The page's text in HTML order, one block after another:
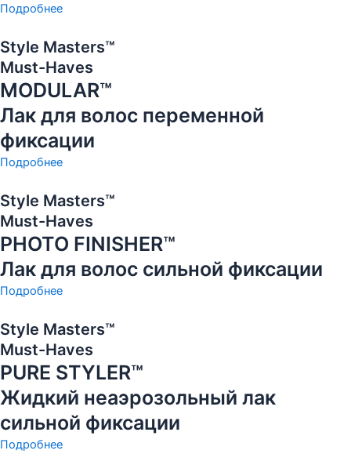
Подробнее
Style Masters™
Must-Haves
MODULAR™
Лак для волос переменной
фиксации
Подробнее
Style Masters™
Must-Haves
PHOTO FINISHER™
Лак для волос сильной фиксации
Подробнее
Style Masters™
Must-Haves
PURE STYLER™
Жидкий неаэрозольный лак
сильной фиксации
Подробнее